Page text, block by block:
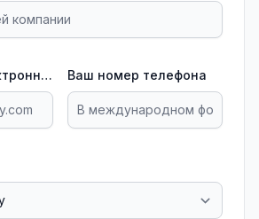
Ваш адрес электронной почты Ваш номер телефона